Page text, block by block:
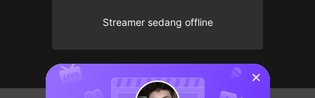
Streamer sedang offline
sentinelStart